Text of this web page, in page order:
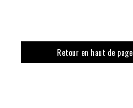
Retour en haut de page